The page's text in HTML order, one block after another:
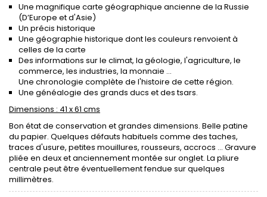
Une magnifique carte géographique ancienne de la Russie
(D’Europe et d'Asie)
Un précis historique
Une géographie historique dont les couleurs renvoient à
celles de la carte
Des informations sur le climat, la géologie, l'agriculture, le
commerce, les industries, la monnaie ...
Une chronologie complète de l'histoire de cette région.
Une généalogie des grands ducs et des tsars.
Dimensions : 41 x 61 cms
Bon état de conservation et grandes dimensions. Belle patine
du papier. Quelques défauts habituels comme des taches,
traces d'usure, petites mouillures, rousseurs, accrocs ... Gravure
pliée en deux et anciennement montée sur onglet. La pliure
centrale peut être éventuellement fendue sur quelques
millimètres.